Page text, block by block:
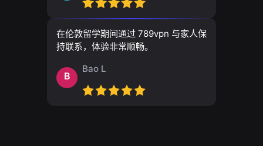
在伦敦留学期间通过 789vpn 与家人保
持联系，体验非常顺畅。
B
Bao L